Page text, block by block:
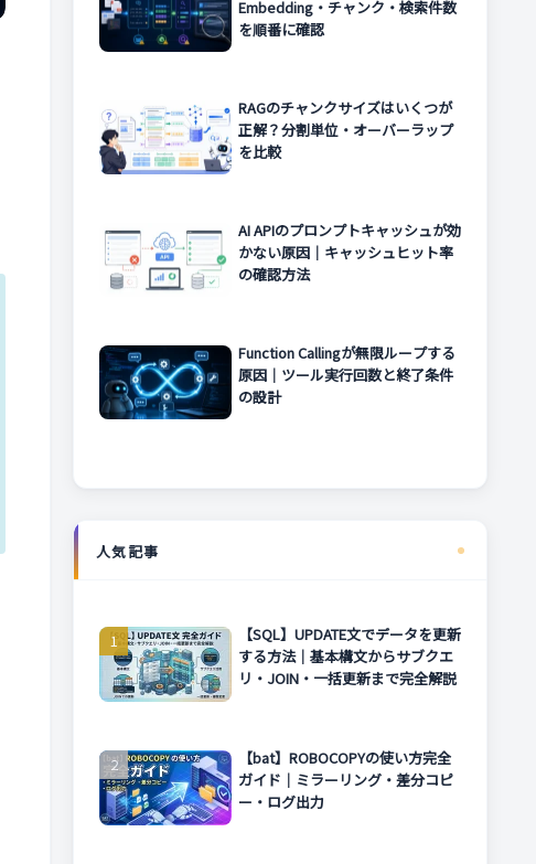
Embedding・チャンク・検索件数
を順番に確認
RAGのチャンクサイズはいくつが
正解？分割単位・オーバーラップ
を比較
AI APIのプロンプトキャッシュが効
かない原因｜キャッシュヒット率
の確認方法
Function Callingが無限ループする
原因｜ツール実行回数と終了条件
の設計
人気記事
【SQL】UPDATE文でデータを更新
する方法｜基本構文からサブクエ
リ・JOIN・一括更新まで完全解説
【bat】ROBOCOPYの使い方完全
ガイド｜ミラーリング・差分コピ
ー・ログ出力